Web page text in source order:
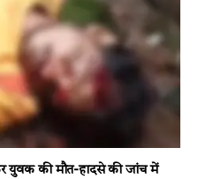
युवक की मौत-हादसे की जांच में